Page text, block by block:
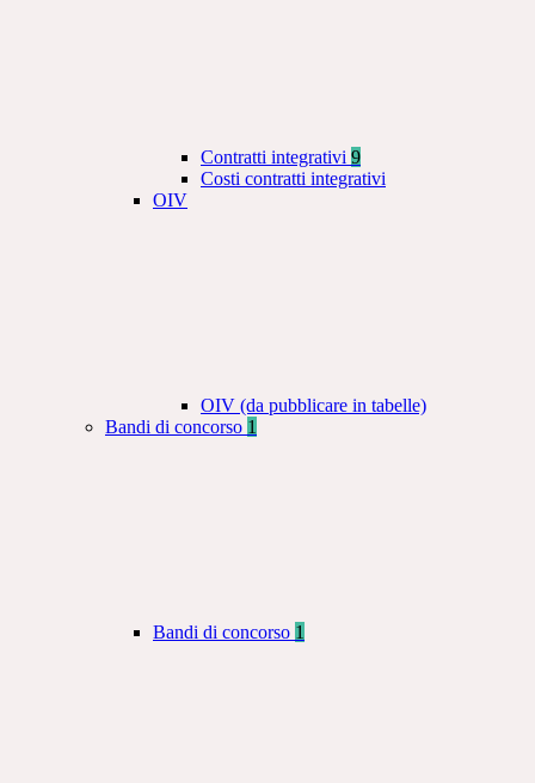
Contratti integrativi 9
Costi contratti integrativi
OIV
OIV (da pubblicare in tabelle)
Bandi di concorso 1
Bandi di concorso 1